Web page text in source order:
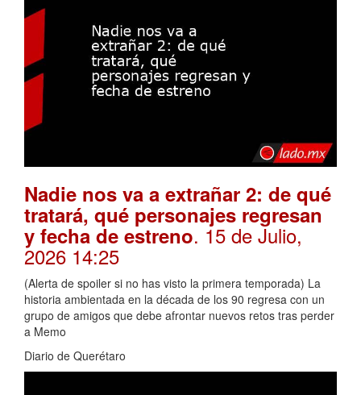
Nadie nos va a extrañar 2: de qué
tratará, qué personajes regresan
y fecha de estreno. 15 de Julio,
2026 14:25
(Alerta de spoiler si no has visto la primera temporada) La
historia ambientada en la década de los 90 regresa con un
grupo de amigos que debe afrontar nuevos retos tras perder
a Memo
Diario de Querétaro